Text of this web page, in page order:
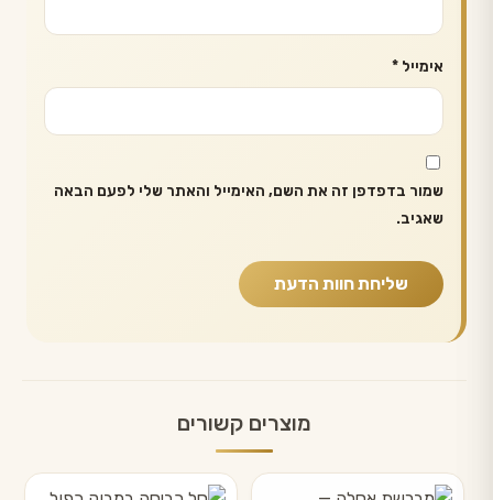
אימייל *
שמור בדפדפן זה את השם, האימייל והאתר שלי לפעם הבאה
שאגיב.
מוצרים קשורים